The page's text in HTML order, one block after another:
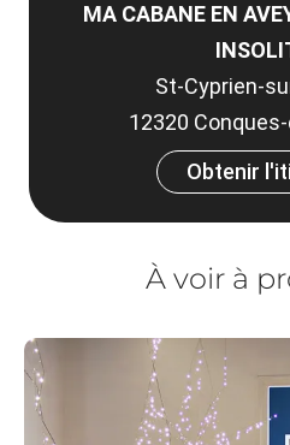
MA CABANE EN
St-Cyprien-
12320
Obtenir
À voir à